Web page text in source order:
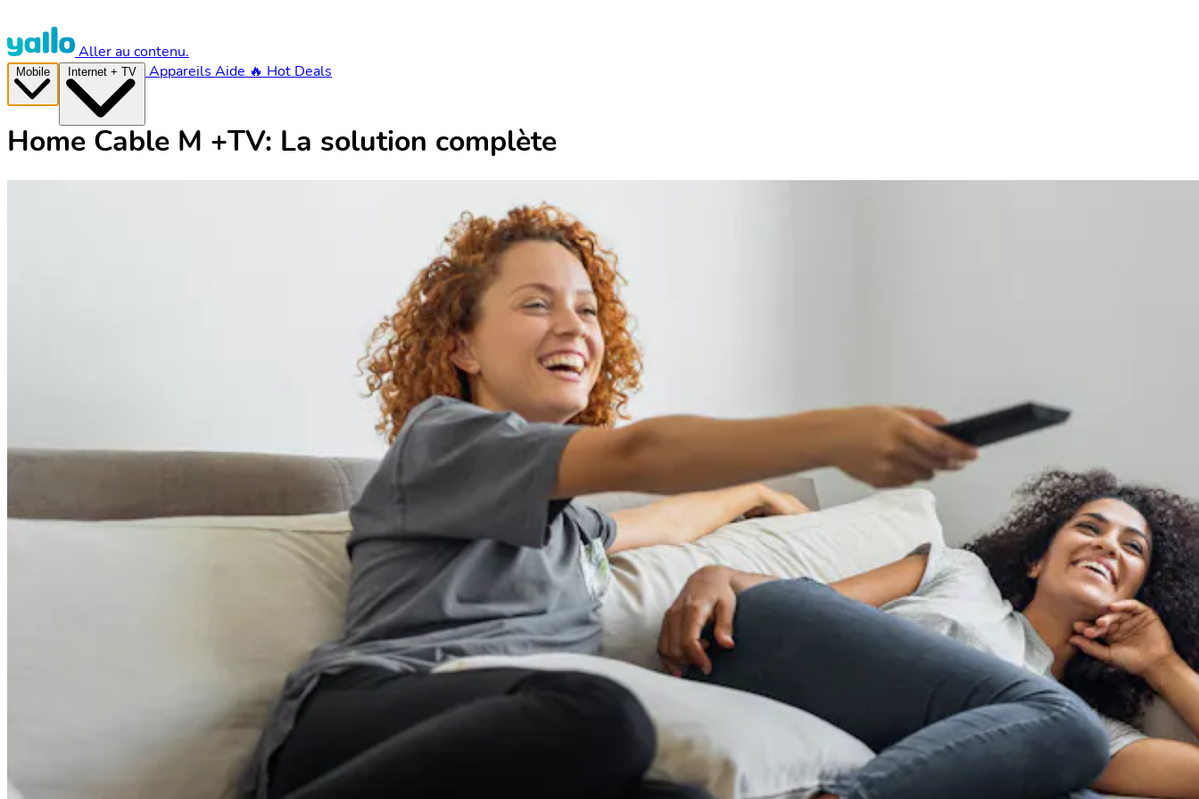
Aller au contenu.
Appareils Aide 🔥 Hot Deals
Home Cable M +TV: La solution complète